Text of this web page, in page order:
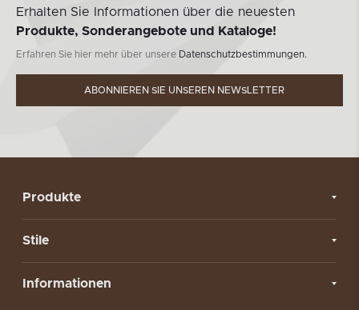
Erhalten Sie Informationen über die neuesten
Produkte, Sonderangebote und Kataloge!
Erfahren Sie hier mehr über unsere Datenschutzbestimmungen.
ABONNIEREN SIE UNSEREN NEWSLETTER
Produkte
Stile
Informationen